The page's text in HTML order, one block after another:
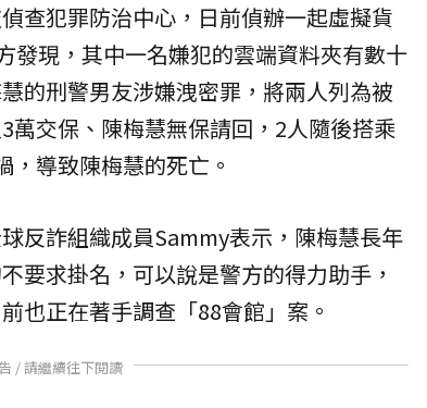
查犯罪防治中心，日前偵辦一起虛擬貨
發現，其中一名嫌犯的雲端資料夾有數十
的刑警男友涉嫌洩密罪，將兩人列為被
萬交保、陳梅慧無保請回，2人隨後搭乘
導致陳梅慧的死亡。
反詐組織成員Sammy表示，陳梅慧長年
要求掛名，可以說是警方的得力助手，
也正在著手調查「88會館」案。
/ 請繼續往下閱讀